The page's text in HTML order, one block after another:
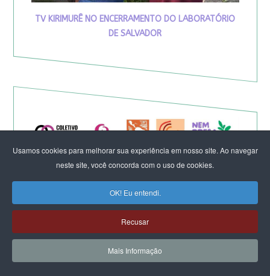
Usamos cookies para melhorar sua experiência em nosso site. Ao navegar
neste site, você concorda com o uso de cookies.
OK! Eu entendi.
Recusar
Mais Informação
TV KIRIMURÊ NO ENCERRAMENTO DO LABORATÓRIO
DE SALVADOR
Eleição de Erika Hilton para
presidente da Comissão da